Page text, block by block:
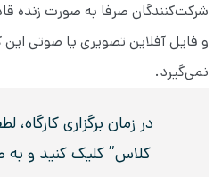
شرکت‌کنندگان صرفا به صورت زنده
و فایل آفلاین تصویری یا صوتی این
نمی‌گیرد.
در زمان برگزاری کارگاه،
کلاس” کلیک کنید و به